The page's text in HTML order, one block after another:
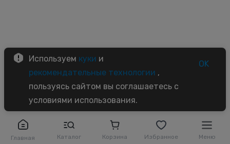
Главная Каталог Корзина Избранное Меню
Используем куки и
рекомендательные технологии ,
пользуясь сайтом вы соглашаетесь с
условиями использования.
OK